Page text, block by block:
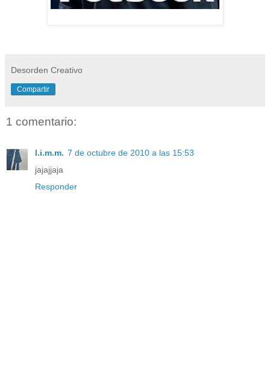
Desorden Creativo
Compartir
1 comentario:
l.i.m.m. 7 de octubre de 2010 a las 15:53
jajajjaja
Responder